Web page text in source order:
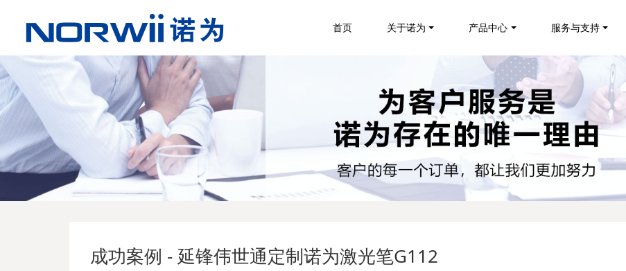
首页 关于诺为 产品中心 服务与支持
成功案例 - 延锋伟世通定制诺为激光笔G112